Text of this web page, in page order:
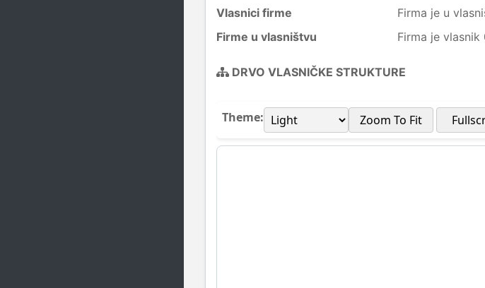
Vlasnici firme
Firma je u
Firme u vlasništvu
Firma je vlasnik
DRVO VLASNIČKE STRUKTURE
Theme: Zoom To Fit